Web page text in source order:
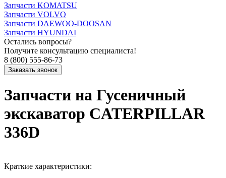
Запчасти KOMATSU
Запчасти VOLVO
Запчасти DAEWOO-DOOSAN
Запчасти HYUNDAI
Остались вопросы?
Получите консультацию специалиста!
8 (800) 555-86-73
Запчасти на Гусеничный
экскаватор CATERPILLAR
336D
Краткие характеристики: